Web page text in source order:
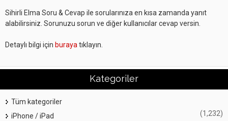
Sihirli Elma Soru & Cevap ile sorularınıza en kısa zamanda yanıt
alabilirsiniz. Sorunuzu sorun ve diğer kullanıcılar cevap versin.
Detaylı bilgi için buraya tıklayın.
Kategoriler
Tüm kategoriler
iPhone / iPad
(1,232)